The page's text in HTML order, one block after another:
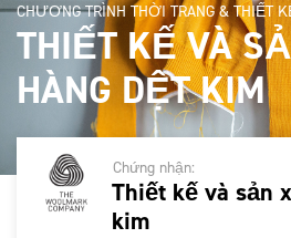
CHƯƠNG TRÌNH THỜI TRANG & THIẾT
THIẾT KẾ VÀ
HÀNG DỆT KIM
Chứng nhận:
Thiết kế và sản
kim